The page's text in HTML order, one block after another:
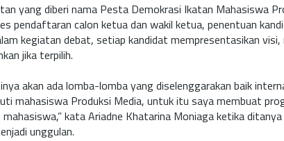
yang diberi nama Pesta Demokrasi Ikatan Mahasiswa
pendaftaran calon ketua dan wakil ketua, penentuan
kegiatan debat, setiap kandidat mempresentasikan
jika terpilih.
akan ada lomba-lomba yang diselenggarakan baik
mahasiswa Produksi Media, untuk itu saya membuat
mahasiswa,” kata Ariadne Khatarina Moniaga ketika
unggulan.